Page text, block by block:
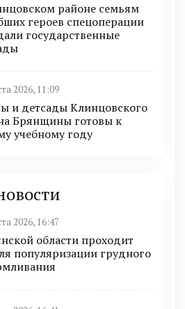
районе семьям
героев спецоперации
государственные
2026, 11:09
и детсады Клинцовского
Брянщины готовы к
учебному году
2026, 16:47
области проходит
популяризации грудного